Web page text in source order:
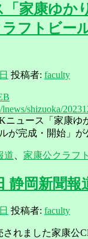
家康ゆか
フトビー
投稿者: faculty
shizuoka/
ニュース「家康ゆ
が完成・開始」が
道 家康公クラフト
静岡新聞報
投稿者: faculty
されました家康公